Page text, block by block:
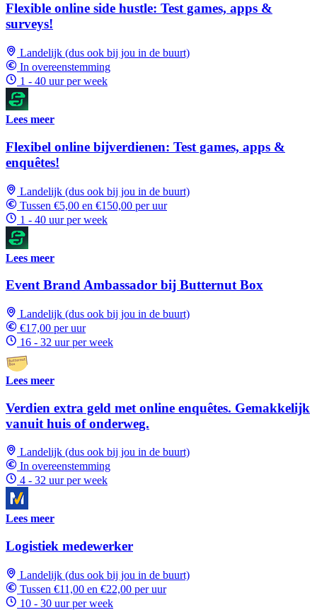
Flexible online side hustle: Test games, apps &
surveys!
Landelijk (dus ook bij jou in de buurt)
In overeenstemming
1 - 40 uur per week
Lees meer
Flexibel online bijverdienen: Test games, apps &
enquêtes!
Landelijk (dus ook bij jou in de buurt)
Tussen €5,00 en €150,00 per uur
1 - 40 uur per week
Lees meer
Event Brand Ambassador bij Butternut Box
Landelijk (dus ook bij jou in de buurt)
€17,00 per uur
16 - 32 uur per week
Lees meer
Verdien extra geld met online enquêtes. Gemakkelijk
vanuit huis of onderweg.
Landelijk (dus ook bij jou in de buurt)
In overeenstemming
4 - 32 uur per week
Lees meer
Logistiek medewerker
Landelijk (dus ook bij jou in de buurt)
Tussen €11,00 en €22,00 per uur
10 - 30 uur per week